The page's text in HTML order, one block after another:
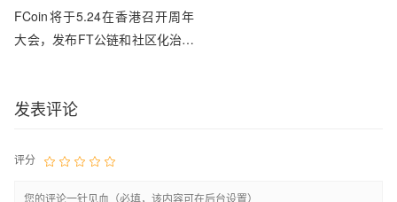
FCoin将于5.24在香港召开周年
大会，发布FT公链和社区化治理
发表评论
评分